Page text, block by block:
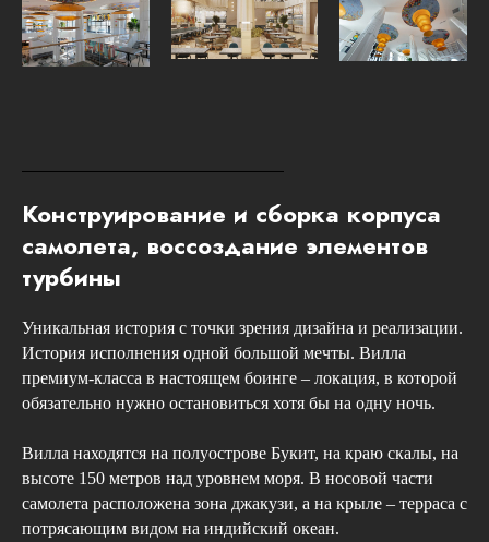
Конструирование и сборка корпуса
самолета, воссоздание элементов
турбины
Уникальная история с точки зрения дизайна и реализации.
История исполнения одной большой мечты. Вилла
премиум-класса в настоящем боинге – локация, в которой
обязательно нужно остановиться хотя бы на одну ночь.
Вилла находятся на полуострове Букит, на краю скалы, на
высоте 150 метров над уровнем моря. В носовой части
самолета расположена зона джакузи, а на крыле – терраса с
потрясающим видом на индийский океан.